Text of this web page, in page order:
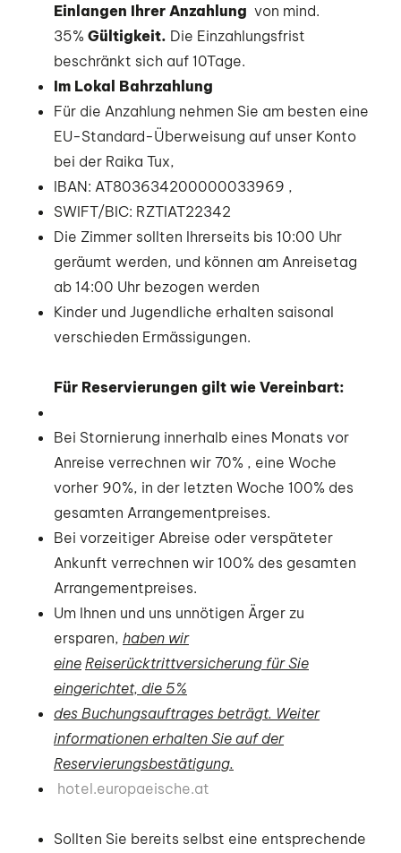
Einlangen Ihrer Anzahlung von mind.
35% Gültigkeit. Die Einzahlungsfrist
beschränkt sich auf 10Tage.
Im Lokal Bahrzahlung
Für die Anzahlung nehmen Sie am besten eine
EU-Standard-Überweisung auf unser Konto
bei der Raika Tux,
IBAN: AT803634200000033969 ,
SWIFT/BIC: RZTIAT22342
Die Zimmer sollten Ihrerseits bis 10:00 Uhr
geräumt werden, und können am Anreisetag
ab 14:00 Uhr bezogen werden
Kinder und Jugendliche erhalten saisonal
verschieden Ermässigungen.
Für Reservierungen gilt wie Vereinbart:
Bei Stornierung innerhalb eines Monats vor
Anreise verrechnen wir 70% , eine Woche
vorher 90%, in der letzten Woche 100% des
gesamten Arrangementpreises.
Bei vorzeitiger Abreise oder verspäteter
Ankunft verrechnen wir 100% des gesamten
Arrangementpreises.
Um Ihnen und uns unnötigen Ärger zu
ersparen, haben wir
eine Reiserücktrittversicherung für Sie
eingerichtet, die 5%
des Buchungsauftrages beträgt. Weiter
informationen erhalten Sie auf der
Reservierungsbestätigung.
hotel.europaeische.at
Sollten Sie bereits selbst eine entsprechende